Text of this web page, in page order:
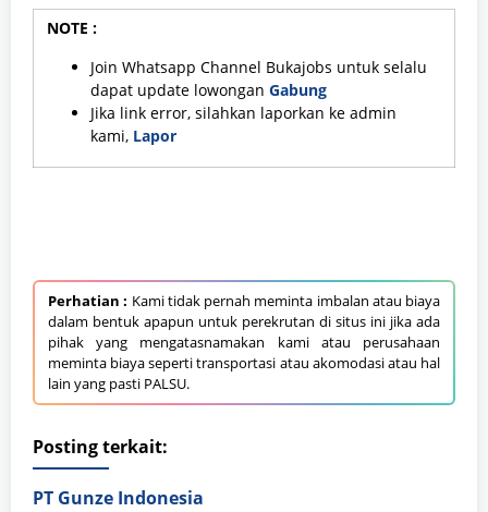
NOTE :
Join Whatsapp Channel Bukajobs untuk selalu
dapat update lowongan Gabung
Jika link error, silahkan laporkan ke admin
kami, Lapor
Perhatian : Kami tidak pernah meminta imbalan atau biaya
dalam bentuk apapun untuk perekrutan di situs ini jika ada
pihak yang mengatasnamakan kami atau perusahaan
meminta biaya seperti transportasi atau akomodasi atau hal
lain yang pasti PALSU.
Posting terkait:
PT Gunze Indonesia